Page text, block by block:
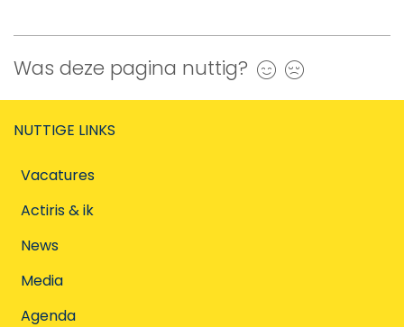
Was deze pagina nuttig? Ja
NUTTIGE LINKS
Vacatures
Actiris & ik
News
Media
Agenda